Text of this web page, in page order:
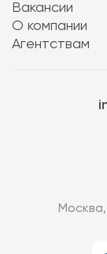
Вакансии
О компании
Агентствам